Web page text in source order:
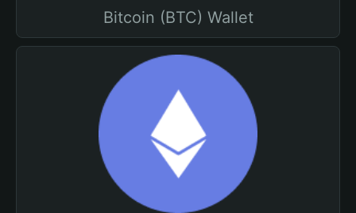
Bitcoin (BTC) Wallet